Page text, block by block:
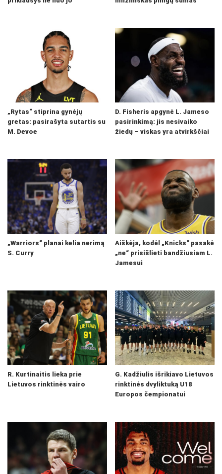
„Rytas“ stiprina gynėjų
gretas: pasirašyta sutartis su
M. Devoe
D. Fisheris apgynė L. Jameso
pasirinkimą: jis nesivaiko
žiedų – viskas yra atvirkščiai
„Warriors“ planai kelia nerimą
S. Curry
Aiškėja, kodėl „Knicks“ pasakė
„ne“ prisišlieti bandžiusiam L.
Jamesui
R. Kurtinaitis lieka prie
Lietuvos rinktinės vairo
G. Kadžiulis išrikiavo Lietuvos
rinktinės dvyliktuką U18
Europos čempionatui